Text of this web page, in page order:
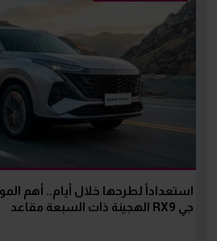
استعداداً لطرحها خلال أيام.. أهم
جي RX9 الهجينة ذات السبعة مقاعد